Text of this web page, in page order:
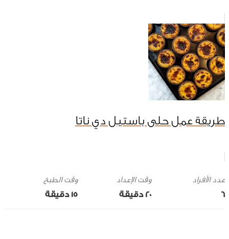
طريقة عمل حلى باستيل دي ناتا
6
وقت الإعداد
20 ‎دقيقة
وقت الطبخ
15 ‎دقيقة